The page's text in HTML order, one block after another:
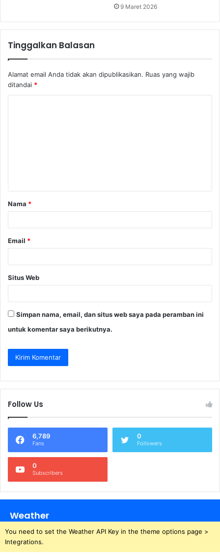
9 Maret 2026
Tinggalkan Balasan
Alamat email Anda tidak akan dipublikasikan. Ruas yang wajib
ditandai *
a
r
Nama *
Email *
Situs Web
Simpan nama, email, dan situs web saya pada peramban ini
untuk komentar saya berikutnya.
Follow Us
6,789
Fans
0
Followers
0
Subscribers
Weather
You need to set the Weather API Key in the theme options page >
Integrations.